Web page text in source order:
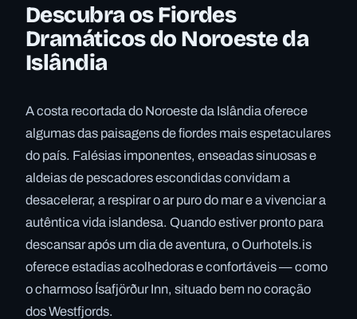
Descubra os Fiordes
Dramáticos do Noroeste da
Islândia
A costa recortada do Noroeste da Islândia oferece
algumas das paisagens de fiordes mais espetaculares
do país. Falésias imponentes, enseadas sinuosas e
aldeias de pescadores escondidas convidam a
desacelerar, a respirar o ar puro do mar e a vivenciar a
autêntica vida islandesa. Quando estiver pronto para
descansar após um dia de aventura, o Ourhotels.is
oferece estadias acolhedoras e confortáveis — como
o charmoso Ísafjörður Inn, situado bem no coração
dos Westfjords.